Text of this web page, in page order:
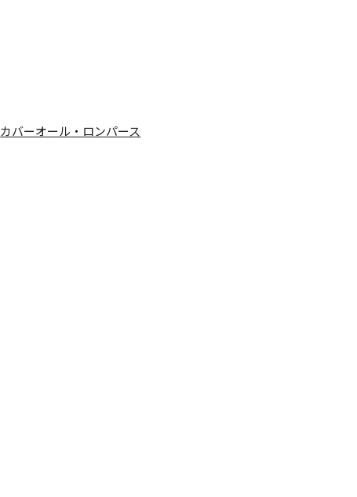
カバーオール・ロンパース